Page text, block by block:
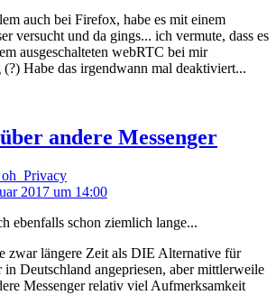
auch bei Firefox, habe es mit einem
versucht und da gings... ich vermute, dass es
ausgeschalteten webRTC bei mir
(?) Habe das irgendwann mal deaktiviert...
andere Messenger
2017 um 14:00
ebenfalls schon ziemlich lange...
zwar längere Zeit als DIE Alternative für
Deutschland angepriesen, aber mittlerweile
Messenger relativ viel Aufmerksamkeit